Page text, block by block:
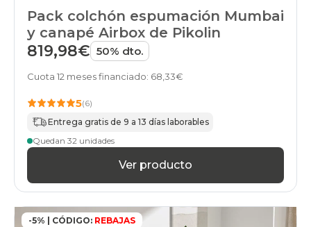
Pack colchón espumación Mumbai
y canapé Airbox de Pikolin
819,98€ 50% dto.
Cuota 12 meses financiado: 68,33€
5(6)
Entrega gratis de 9 a 13 días laborables
Quedan 32 unidades
Ver producto
-5% | CÓDIGO: REBAJAS